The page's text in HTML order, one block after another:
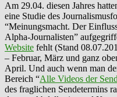
Am 29.04. diesen Jahres
eine Studie des
“Meinungsmacht. Der
Alpha-Journalisten”
Website fehlt (Stand
– Februar, März und ganz
April. Und auch wenn man
Bereich “Alle Videos der
des fraglichen Sendetermins